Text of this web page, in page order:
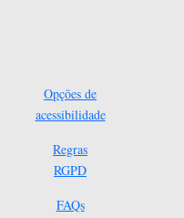
Opções de
acessibilidade
Regras
RGPD
FAQs